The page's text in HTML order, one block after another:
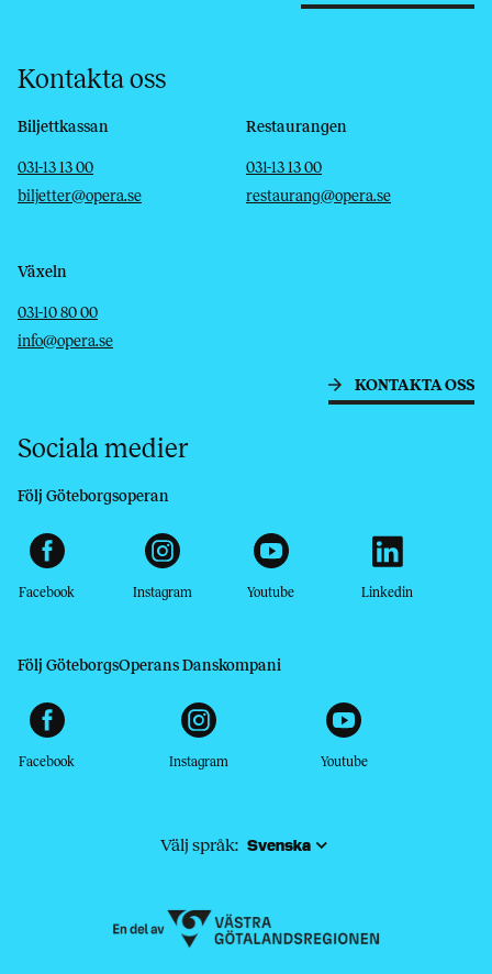
Kontakta oss
Biljettkassan
Telefon
031-13 13 00
E-post
biljetter@opera.se
Restaurangen
Telefon
031-13 13 00
E-post
restaurang@opera.se
Växeln
Telefon
031-10 80 00
E-post
info@opera.se
KONTAKTA OSS
Sociala medier
Följ Göteborgsoperan
Facebook Instagram Youtube Linkedin
Följ GöteborgsOperans Danskompani
Facebook Instagram Youtube
Välj språk: